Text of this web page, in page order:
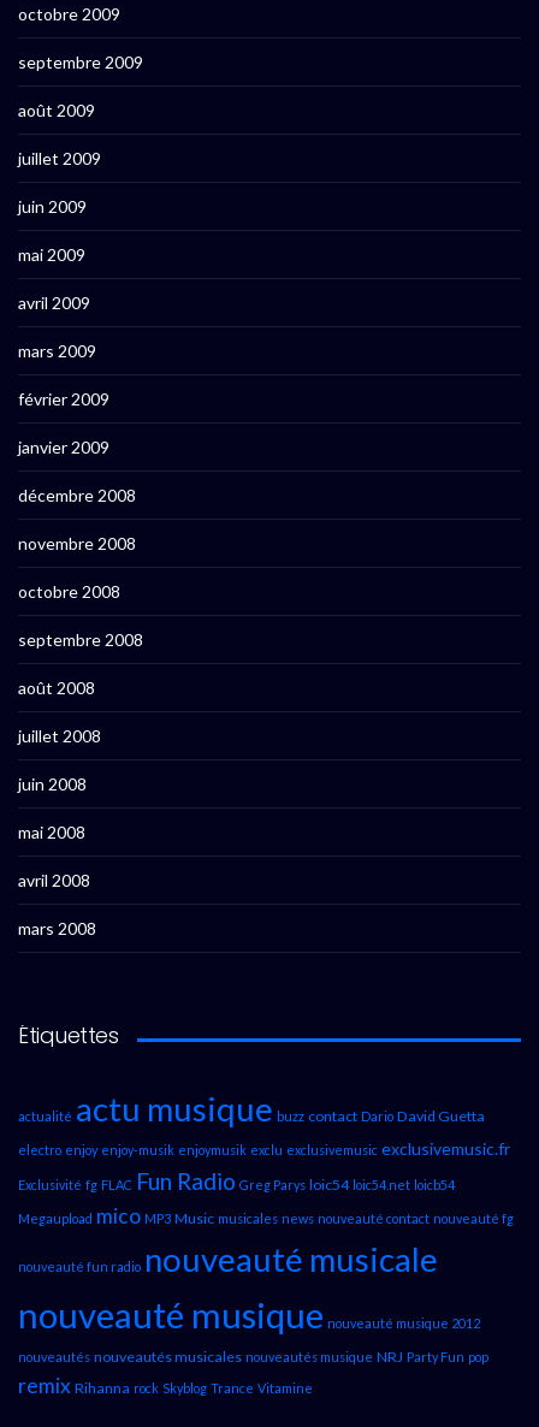
octobre 2009
septembre 2009
août 2009
juillet 2009
juin 2009
mai 2009
avril 2009
mars 2009
février 2009
janvier 2009
décembre 2008
novembre 2008
octobre 2008
septembre 2008
août 2008
juillet 2008
juin 2008
mai 2008
avril 2008
mars 2008
Étiquettes
actualité actu musique buzz contact Dario David Guetta
electro enjoy enjoy-musik enjoymusik exclu exclusivemusic exclusivemusic.fr
Exclusivité fg FLAC Fun Radio Greg Parys loic54 loic54.net loicb54
Megaupload mico MP3 Music musicales news nouveauté contact nouveauté fg
nouveauté fun radio nouveauté musicale
nouveauté musique nouveauté musique 2012
nouveautés nouveautés musicales nouveautés musique NRJ Party Fun pop
remix Rihanna rock Skyblog Trance Vitamine